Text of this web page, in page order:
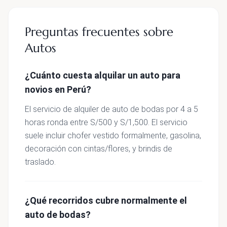
Preguntas frecuentes sobre
Autos
¿Cuánto cuesta alquilar un auto para
novios en Perú?
El servicio de alquiler de auto de bodas por 4 a 5
horas ronda entre S/500 y S/1,500. El servicio
suele incluir chofer vestido formalmente, gasolina,
decoración con cintas/flores, y brindis de
traslado.
¿Qué recorridos cubre normalmente el
auto de bodas?